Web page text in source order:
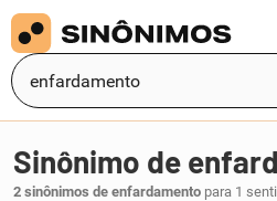
Sinônimo de
2 sinônimos de enfardamento para 1